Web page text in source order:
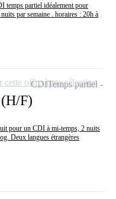
temps partiel idéalement pour
par semaine . horaires : 20h à
F)
pour un CDI à mi-temps, 2 nuits
Deux langues étrangères
CDITemps partiel
cette offre à ma sélection